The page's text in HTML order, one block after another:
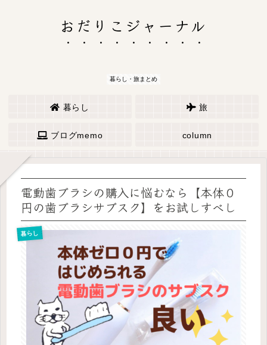
おだりこジャーナル
暮らし・旅まとめ
暮らし 旅
ブログmemo column
電動歯ブラシの購入に悩むなら【本体０
円の歯ブラシサブスク】をお試しすべし
暮らし